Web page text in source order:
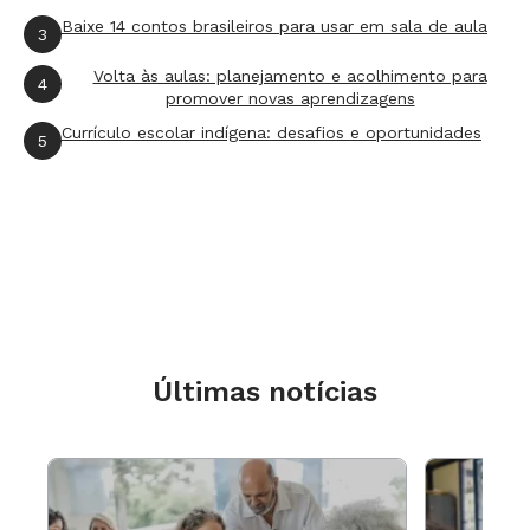
podia interpretar textos mais complexos. A
áudio etexto (abr.ai/melilha) sobre a chegada
de imigrantes ilegais à Melilha - cidade
3 Baixe 14 contos brasileiros para usar em sala de aula
4
Volta às aulas: planejamento e acolhimento para
promover novas aprendizagens
5 Currículo escolar indígena: desafios e oportunidades
Últimas notícias